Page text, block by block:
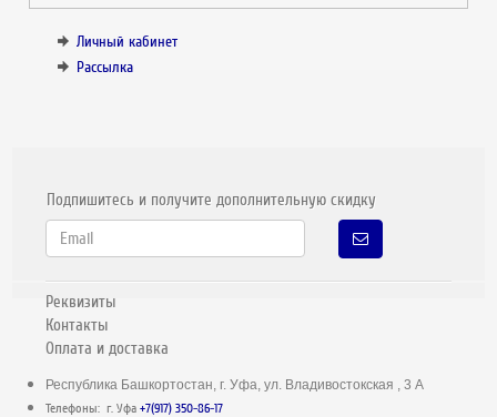
Личный кабинет
Рассылка
Подпишитесь и получите дополнительную скидку
Реквизиты
Контакты
Оплата и доставка
Республика Башкортостан, г. Уфа, ул. Владивостокская , 3 А
Телефоны: г. Уфа+7(917) 350-86-17